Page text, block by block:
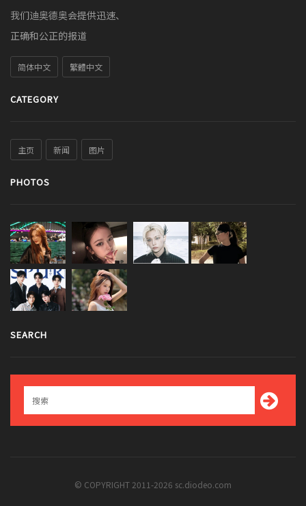
我们迪奥德奥会提供迅速、
正确和公正的报道
简体中文 繁體中文
CATEGORY
主页 新闻 图片
PHOTOS
SEARCH
© COPYRIGHT 2011-2026 sc.diodeo.com